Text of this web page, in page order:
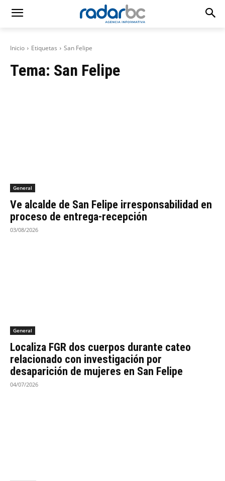
Inicio Etiquetas San Felipe
Tema: San Felipe
General
Ve alcalde de San Felipe irresponsabilidad en
proceso de entrega-recepción
03/08/2026
General
Localiza FGR dos cuerpos durante cateo
relacionado con investigación por
desaparición de mujeres en San Felipe
04/07/2026